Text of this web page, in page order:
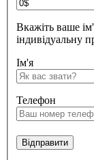
Вкажіть ваше
індивідуальну
Ім'я
Телефон